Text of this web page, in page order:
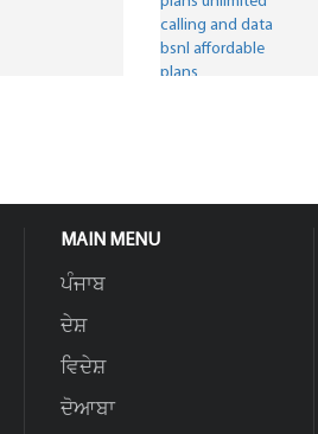
MAIN MENU
ਪੰਜਾਬ
ਦੇਸ਼
ਵਿਦੇਸ਼
ਦੋਆਬਾ